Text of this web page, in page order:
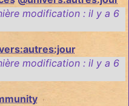
modification : il y a 6
modification : il y a 6